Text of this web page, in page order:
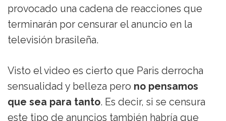
provocado una cadena de reacciones que
terminarán por censurar el anuncio en la
televisión brasileña.
Visto el video es cierto que Paris derrocha
sensualidad y belleza pero no pensamos
que sea para tanto. Es decir, si se censura
este tipo de anuncios también habría que